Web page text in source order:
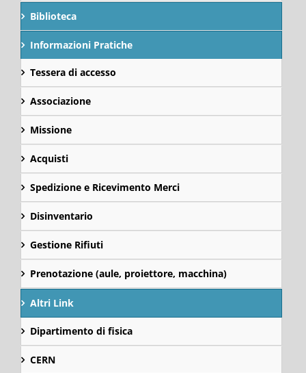
Biblioteca
Informazioni Pratiche
Tessera di accesso
Associazione
Missione
Acquisti
Spedizione e Ricevimento Merci
Disinventario
Gestione Rifiuti
Prenotazione (aule, proiettore, macchina)
Altri Link
Dipartimento di fisica
CERN